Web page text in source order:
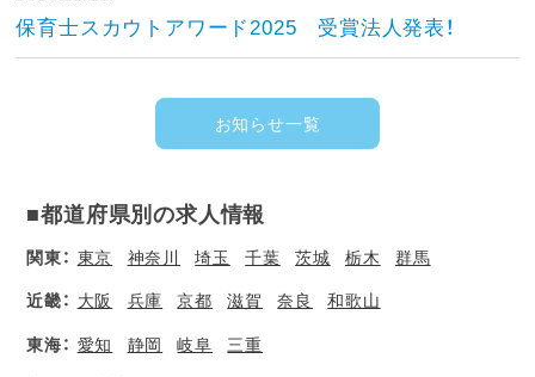
保育士スカウトアワード2025 受賞法人発表！
お知らせ一覧
■都道府県別の求人情報
関東： 東京 神奈川 埼玉 千葉 茨城 栃木 群馬
近畿： 大阪 兵庫 京都 滋賀 奈良 和歌山
東海： 愛知 静岡 岐阜 三重